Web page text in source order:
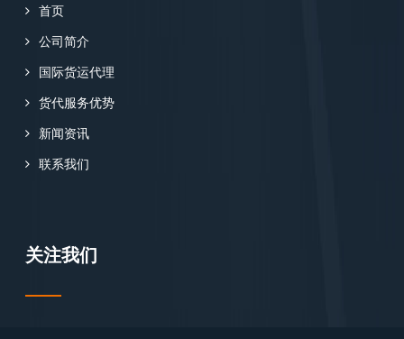
首页
公司简介
国际货运代理
货代服务优势
新闻资讯
联系我们
关注我们